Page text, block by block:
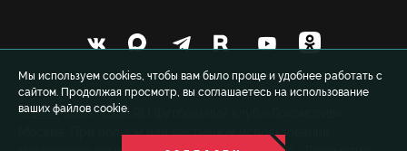
Мы используем cookies, чтобы вам было проще и удобнее работать с
сайтом. Продолжая просмотр, вы соглашаетесь на использование
ваших файлов cookie.
© 1999-2026 FCLM.RU Футбольный клуб «Локомотив»
Москва. При полном или частичном использовании